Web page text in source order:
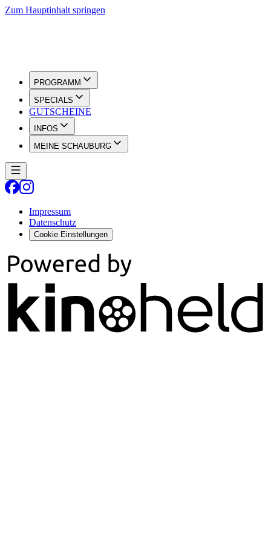
Zum Hauptinhalt springen
PROGRAMM
SPECIALS
GUTSCHEINE
INFOS
MEINE SCHAUBURG
Impressum
Datenschutz
Cookie Einstellungen